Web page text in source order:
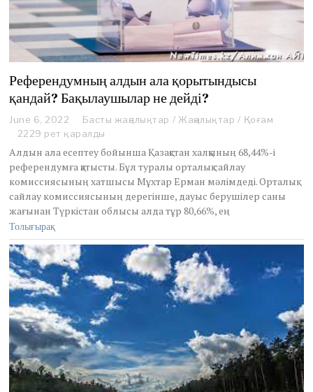
Референдумның алдын ала қорытындысы
қандай? Бақылаушылар не дейді?
June 6, 2022
u
e
6
,
2
0
Басты жаңалықтар / Жаңалықтар / Қоғам
2229 рет қаралды
Алдын ала есептеу бойынша Қазақстан халқының 68,44%-і
референдумға қатысты. Бұл туралы орталық сайлау
комиссиясының хатшысы Мұхтар Ерман мәлімдеді. Орталық
сайлау комиссиясының дерегінше, дауыс берушілер саны
жағынан Түркістан облысы алда тұр 80,66%, ең
Толығырақ